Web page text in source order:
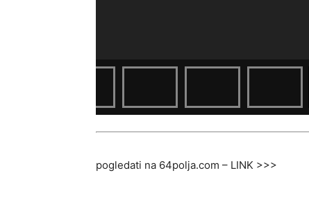
pogledati na 64polja.com – LINK >>>